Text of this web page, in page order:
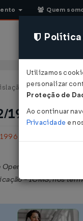
Quem
Estadual -
1996
Relativas
- ICMS, nos
Política
Utilizamos
personalizar
Proteção de
Ao continuar
Privacidade e